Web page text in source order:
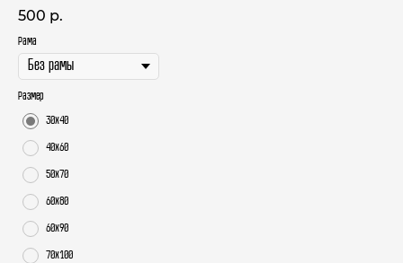
500 р.
Рама
Размер
30х40
40х60
50х70
60х80
60х90
70х100